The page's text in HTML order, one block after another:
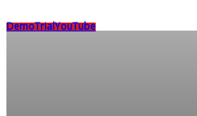
DemoTrialYouTube